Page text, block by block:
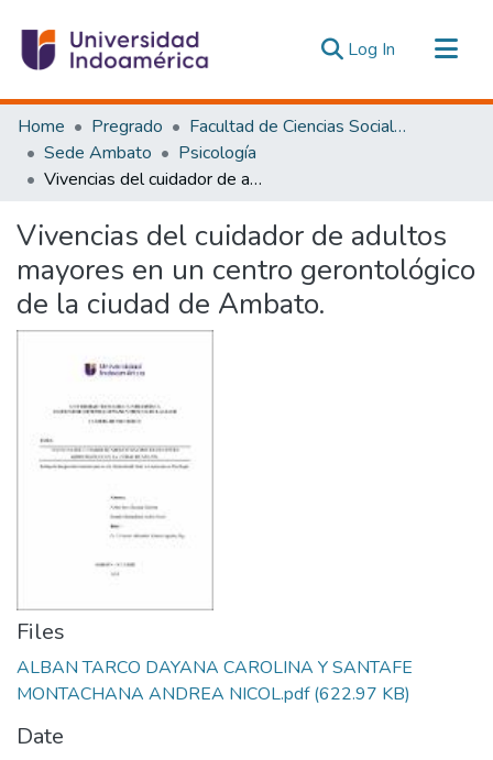
Log In (current)
Communities & Collections
All of DSpace
Statistics
Home Pregrado
Facultad de Ciencias Sociales y Humanas
Sede Ambato
Psicología
Vivencias del cuidador de adultos mayores en un centro gerontológico de la ciudad de Ambato.
Vivencias del cuidador de adultos
mayores en un centro gerontológico
de la ciudad de Ambato.
Files
ALBAN TARCO DAYANA CAROLINA Y SANTAFE
MONTACHANA ANDREA NICOL.pdf(622.97 KB)
Date